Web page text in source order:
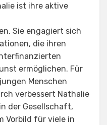
ist ihre aktive
Sie engagiert sich
die ihren
ermöglichen. Für
Menschen
verbessert Nathalie
der Gesellschaft,
Vorbild für viele in